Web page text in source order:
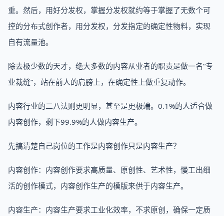
重。然后，用好分发权，掌握分发权就约等于掌握了无数个可
控的分布式创作者，用分发权，分发指定的确定性物料，实现
自有流量池。
除去极少数的天才，绝大多数的内容从业者的职责是做一名“专
业裁缝”，站在前人的肩膀上，在确定性上做重复动作。
内容行业的二八法则更明显，甚至是更极端。0.1%的人适合做
内容创作，剩下99.9%的人做内容生产。
先搞清楚自己岗位的工作是内容创作只是内容生产？
内容创作：内容创作要求高质量、原创性、艺术性，慢工出细
活的创作模式，内容创作生产的模版来供于内容生产。
内容生产：内容生产要求工业化效率，不求原创，确保一定质